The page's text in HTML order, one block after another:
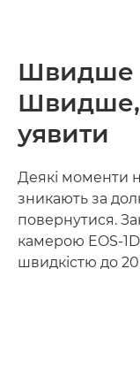
Швидше
Швидше,
уявити
Деякі моменти
зникають за
повернутися.
камерою EOS-
швидкістю до 20